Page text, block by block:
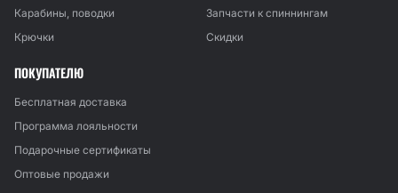
Карабины, поводки
Запчасти к спиннингам
Крючки
Скидки
ПОКУПАТЕЛЮ
Бесплатная доставка
Программа лояльности
Подарочные сертификаты
Оптовые продажи